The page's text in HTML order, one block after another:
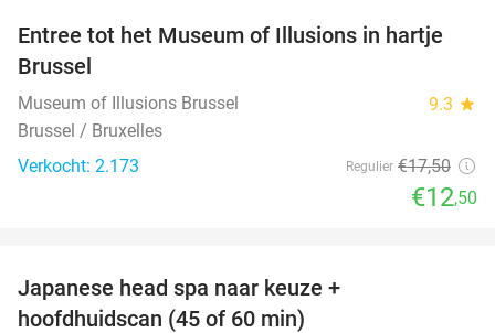
29%
Entree tot het Museum of Illusions in hartje
Brussel
Museum of Illusions Brussel 9.3 star
Brussel / Bruxelles
Verkocht: 2.173
Regulier €17,50
€12,50
Japanese head spa naar keuze +
hoofdhuidscan (45 of 60 min)